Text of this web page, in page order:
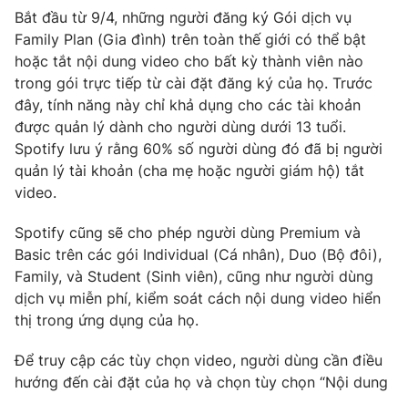
Hậu trường
Nhân vật
Khán giả
Giải sao mai
Điện ảnh
Âm nhạc
Sao
Đời sống
Du lịch
Làm đẹp
Chất lượng cuộc sống
Giáo dục
Tuyển sinh
Học trực tuyến
Công nghệ
Hitech Công nghệ tương lai
Sản phẩm
Thị trường
Tư vấn
Giao lưu trực tuyến
Lịch phát sóng
Chuyên mục khác
Emagazine Podcast
Bắt đầu từ 9/4, những người đăng ký Gói dịch vụ
Family Plan (Gia đình) trên toàn thế giới có thể bật
hoặc tắt nội dung video cho bất kỳ thành viên nào
trong gói trực tiếp từ cài đặt đăng ký của họ. Trước
đây, tính năng này chỉ khả dụng cho các tài khoản
được quản lý dành cho người dùng dưới 13 tuổi.
Spotify lưu ý rằng 60% số người dùng đó đã bị người
quản lý tài khoản (cha mẹ hoặc người giám hộ) tắt
video.
Spotify cũng sẽ cho phép người dùng Premium và
Basic trên các gói Individual (Cá nhân), Duo (Bộ đôi),
Family, và Student (Sinh viên), cũng như người dùng
dịch vụ miễn phí, kiểm soát cách nội dung video hiển
thị trong ứng dụng của họ.
Để truy cập các tùy chọn video, người dùng cần điều
hướng đến cài đặt của họ và chọn tùy chọn “Nội dung